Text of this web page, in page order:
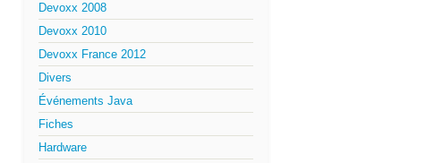
Devoxx 2008
Devoxx 2010
Devoxx France 2012
Divers
Événements Java
Fiches
Hardware